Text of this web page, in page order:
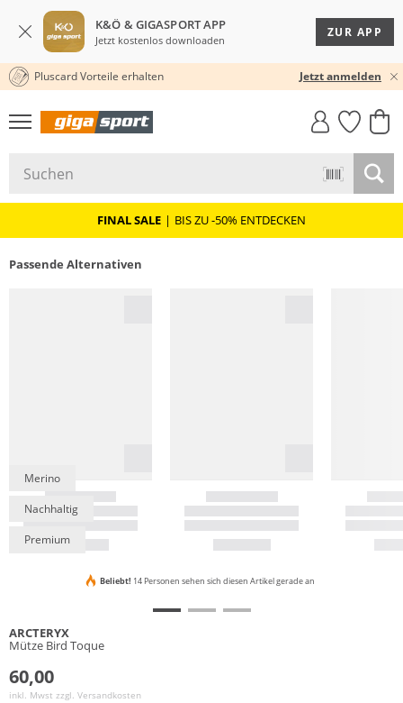
K&Ö & GIGASPORT APP
Jetzt kostenlos downloaden
ZUR APP
30 TAGE RÜCKGABERECHT
Pluscard Vorteile erhalten Jetzt anmelden
GIGASTYLE
FAHRRAD­
MUST-HAVE
FINAL SALE | BIS ZU -50% ENTDECKEN
Passende Alternativen
Merino
Nachhaltig
Premium
Beliebt! 14 Personen sehen sich diesen Artikel gerade an
ARCTERYX
Mütze Bird Toque
60,00
inkl. Mwst zzgl. Versandkosten